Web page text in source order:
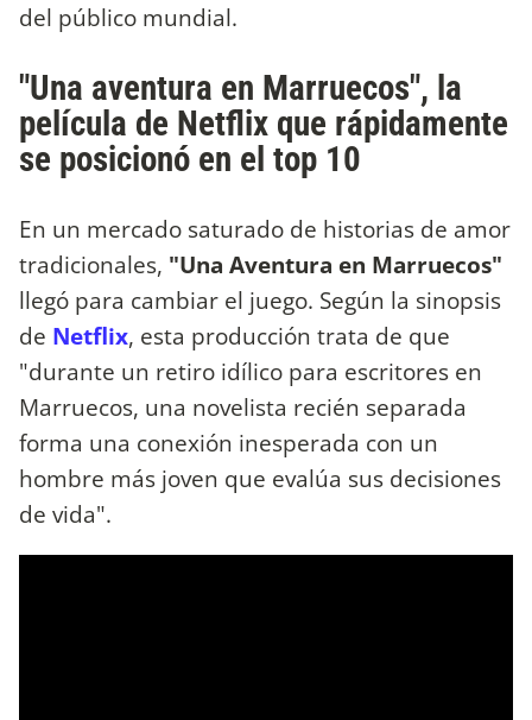
del público mundial.
"Una aventura en Marruecos", la
película de Netflix que rápidamente
se posicionó en el top 10
En un mercado saturado de historias de amor
tradicionales, "Una Aventura en Marruecos"
llegó para cambiar el juego. Según la sinopsis
de Netflix, esta producción trata de que
"durante un retiro idílico para escritores en
Marruecos, una novelista recién separada
forma una conexión inesperada con un
hombre más joven que evalúa sus decisiones
de vida".